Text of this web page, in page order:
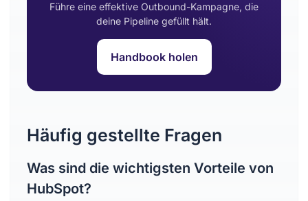
Führe eine effektive Outbound-Kampagne, die
deine Pipeline gefüllt hält.
Handbook holen
Häufig gestellte Fragen
Was sind die wichtigsten Vorteile von
HubSpot?